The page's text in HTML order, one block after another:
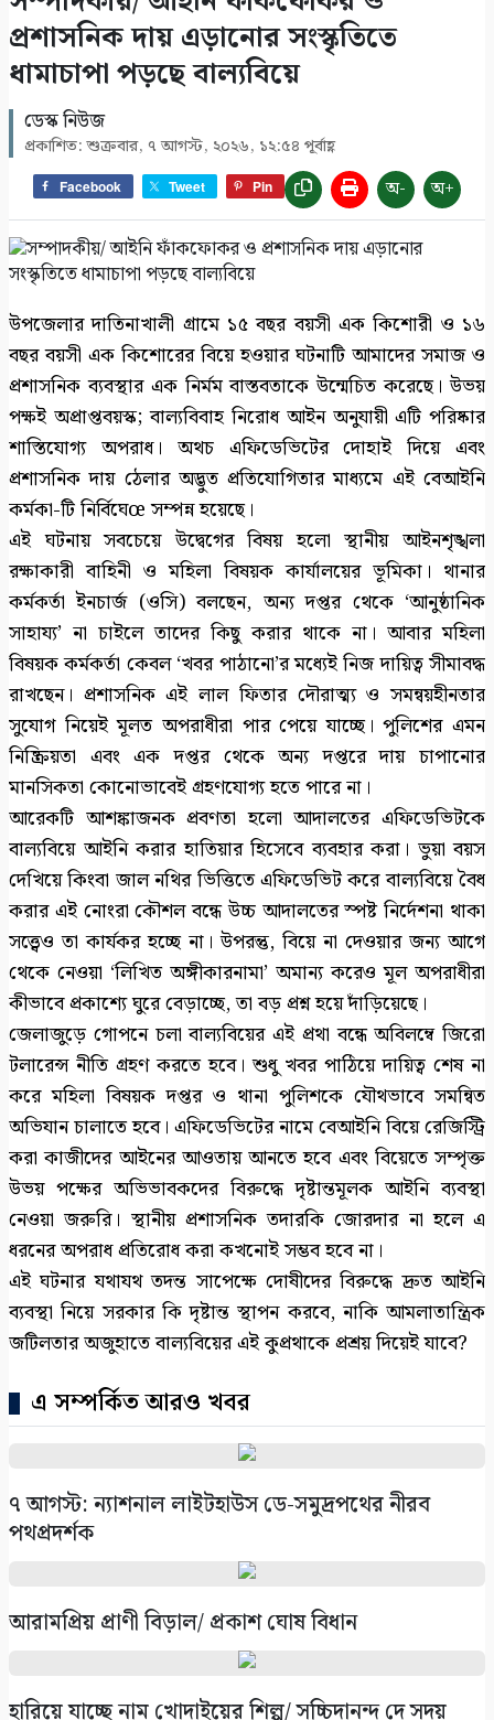
উদ্বোধন
৯
সাতক্ষীরায় গহনা ছিনতাইকালে দুর্বৃত্তের ইটের আঘাতে
নারী নিহত
১০
প্রশাসনিক দায় এড়ানোর সংস্কৃতিতে
ধামাচাপা পড়ছে বাল্যবিয়ে
ডেস্ক নিউজ
প্রকাশিত: শুক্রবার, ৭ আগস্ট, ২০২৬, ১২:৫৪ পূর্বাহ্ণ
Facebook Tweet Pin অ- অ+
উপজেলার দাতিনাখালী গ্রামে ১৫ বছর বয়সী এক কিশোরী ও ১৬
বছর বয়সী এক কিশোরের বিয়ে হওয়ার ঘটনাটি আমাদের সমাজ ও
প্রশাসনিক ব্যবস্থার এক নির্মম বাস্তবতাকে উন্মেচিত করেছে। উভয়
পক্ষই অপ্রাপ্তবয়স্ক; বাল্যবিবাহ নিরোধ আইন অনুযায়ী এটি পরিষ্কার
শাস্তিযোগ্য অপরাধ। অথচ এফিডেভিটের দোহাই দিয়ে এবং
প্রশাসনিক দায় ঠেলার অদ্ভুত প্রতিযোগিতার মাধ্যমে এই বেআইনি
কর্মকা-টি নির্বিঘেœ সম্পন্ন হয়েছে।
এই ঘটনায় সবচেয়ে উদ্বেগের বিষয় হলো স্থানীয় আইনশৃঙ্খলা
রক্ষাকারী বাহিনী ও মহিলা বিষয়ক কার্যালয়ের ভূমিকা। থানার
কর্মকর্তা ইনচার্জ (ওসি) বলছেন, অন্য দপ্তর থেকে ‘আনুষ্ঠানিক
সাহায্য’ না চাইলে তাদের কিছু করার থাকে না। আবার মহিলা
বিষয়ক কর্মকর্তা কেবল ‘খবর পাঠানো’র মধ্যেই নিজ দায়িত্ব সীমাবদ্ধ
রাখছেন। প্রশাসনিক এই লাল ফিতার দৌরাত্ম্য ও সমন্বয়হীনতার
সুযোগ নিয়েই মূলত অপরাধীরা পার পেয়ে যাচ্ছে। পুলিশের এমন
নিষ্ক্রিয়তা এবং এক দপ্তর থেকে অন্য দপ্তরে দায় চাপানোর
মানসিকতা কোনোভাবেই গ্রহণযোগ্য হতে পারে না।
আরেকটি আশঙ্কাজনক প্রবণতা হলো আদালতের এফিডেভিটকে
বাল্যবিয়ে আইনি করার হাতিয়ার হিসেবে ব্যবহার করা। ভুয়া বয়স
দেখিয়ে কিংবা জাল নথির ভিত্তিতে এফিডেভিট করে বাল্যবিয়ে বৈধ
করার এই নোংরা কৌশল বন্ধে উচ্চ আদালতের স্পষ্ট নির্দেশনা থাকা
সত্ত্বেও তা কার্যকর হচ্ছে না। উপরন্তু, বিয়ে না দেওয়ার জন্য আগে
থেকে নেওয়া ‘লিখিত অঙ্গীকারনামা’ অমান্য করেও মূল অপরাধীরা
কীভাবে প্রকাশ্যে ঘুরে বেড়াচ্ছে, তা বড় প্রশ্ন হয়ে দাঁড়িয়েছে।
জেলাজুড়ে গোপনে চলা বাল্যবিয়ের এই প্রথা বন্ধে অবিলম্বে জিরো
টলারেন্স নীতি গ্রহণ করতে হবে। শুধু খবর পাঠিয়ে দায়িত্ব শেষ না
করে মহিলা বিষয়ক দপ্তর ও থানা পুলিশকে যৌথভাবে সমন্বিত
অভিযান চালাতে হবে। এফিডেভিটের নামে বেআইনি বিয়ে রেজিস্ট্রি
করা কাজীদের আইনের আওতায় আনতে হবে এবং বিয়েতে সম্পৃক্ত
উভয় পক্ষের অভিভাবকদের বিরুদ্ধে দৃষ্টান্তমূলক আইনি ব্যবস্থা
নেওয়া জরুরি। স্থানীয় প্রশাসনিক তদারকি জোরদার না হলে এ
ধরনের অপরাধ প্রতিরোধ করা কখনোই সম্ভব হবে না।
এই ঘটনার যথাযথ তদন্ত সাপেক্ষে দোষীদের বিরুদ্ধে দ্রুত আইনি
ব্যবস্থা নিয়ে সরকার কি দৃষ্টান্ত স্থাপন করবে, নাকি আমলাতান্ত্রিক
জটিলতার অজুহাতে বাল্যবিয়ের এই কুপ্রথাকে প্রশ্রয় দিয়েই যাবে?
এ সম্পর্কিত আরও খবর
৭ আগস্ট: ন্যাশনাল লাইটহাউস ডে-সমুদ্রপথের নীরব
পথপ্রদর্শক
আরামপ্রিয় প্রাণী বিড়াল/ প্রকাশ ঘোষ বিধান
হারিয়ে যাচ্ছে নাম খোদাইয়ের শিল্প/ সচ্চিদানন্দ দে সদয়